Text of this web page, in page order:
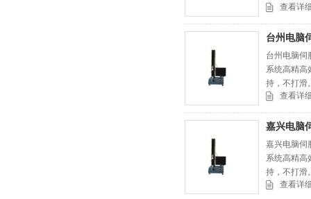
查看详
台州电脑
台州电脑伺
系统高精高
持，不打滑
查看详
嘉兴电脑
嘉兴电脑伺
系统高精高
持，不打滑
查看详